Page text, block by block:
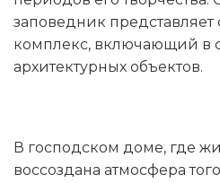
заповедник
комплекс, включающий в
архитектурных объектов.
В господском доме, где
воссоздана атмосфера